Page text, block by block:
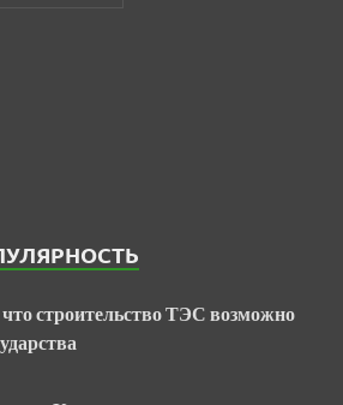
что строительство ТЭС возможно